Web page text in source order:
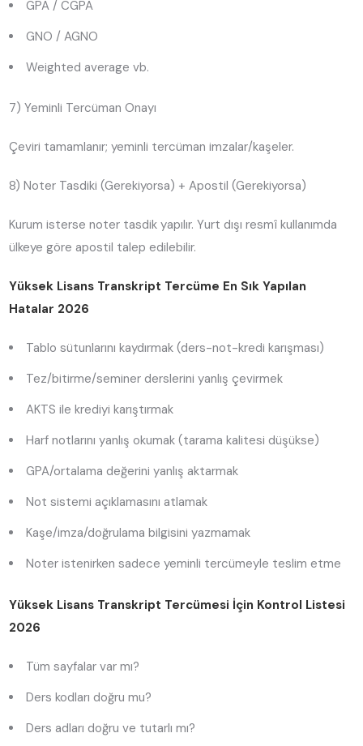
GPA / CGPA
GNO / AGNO
Weighted average vb.
7) Yeminli Tercüman Onayı
Çeviri tamamlanır; yeminli tercüman imzalar/kaşeler.
8) Noter Tasdiki (Gerekiyorsa) + Apostil (Gerekiyorsa)
Kurum isterse noter tasdik yapılır. Yurt dışı resmî kullanımda
ülkeye göre apostil talep edilebilir.
Yüksek Lisans Transkript Tercüme En Sık Yapılan
Hatalar 2026
Tablo sütunlarını kaydırmak (ders-not-kredi karışması)
Tez/bitirme/seminer derslerini yanlış çevirmek
AKTS ile krediyi karıştırmak
Harf notlarını yanlış okumak (tarama kalitesi düşükse)
GPA/ortalama değerini yanlış aktarmak
Not sistemi açıklamasını atlamak
Kaşe/imza/doğrulama bilgisini yazmamak
Noter istenirken sadece yeminli tercümeyle teslim etme
Yüksek Lisans Transkript Tercümesi İçin Kontrol Listesi
2026
Tüm sayfalar var mı?
Ders kodları doğru mu?
Ders adları doğru ve tutarlı mı?